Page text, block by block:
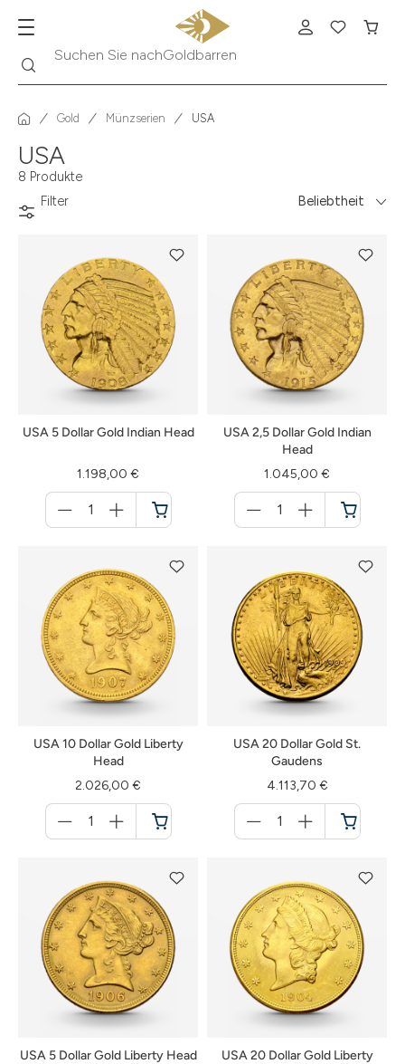
Suchen Sie nachGoldbarren
Gold Münzserien USA
USA
8 Produkte
Filter
Beliebtheit
USA 5 Dollar Gold Indian Head
1.198,00 €
für
Warenkorb
USA 2,5 Dollar Gold Indian
Head
1.045,00 €
für
Warenkorb
USA 10 Dollar Gold Liberty
Head
2.026,00 €
für
Warenkorb
USA 20 Dollar Gold St.
Gaudens
4.113,70 €
für
Warenkorb
USA 5 Dollar Gold Liberty Head
USA 20 Dollar Gold Liberty